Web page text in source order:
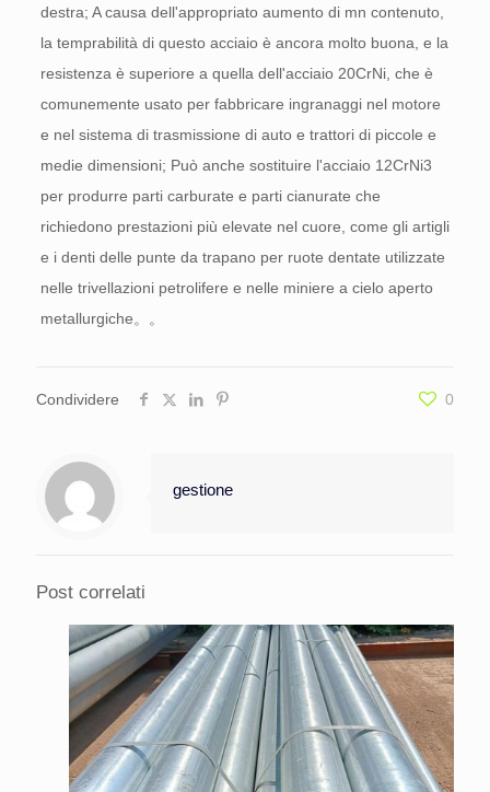
destra; A causa dell'appropriato aumento di mn contenuto,
la temprabilità di questo acciaio è ancora molto buona, e la
resistenza è superiore a quella dell'acciaio 20CrNi, che è
comunemente usato per fabbricare ingranaggi nel motore
e nel sistema di trasmissione di auto e trattori di piccole e
medie dimensioni; Può anche sostituire l'acciaio 12CrNi3
per produrre parti carburate e parti cianurate che
richiedono prestazioni più elevate nel cuore, come gli artigli
e i denti delle punte da trapano per ruote dentate utilizzate
nelle trivellazioni petrolifere e nelle miniere a cielo aperto
metallurgiche。。
Condividere 0
gestione
Post correlati